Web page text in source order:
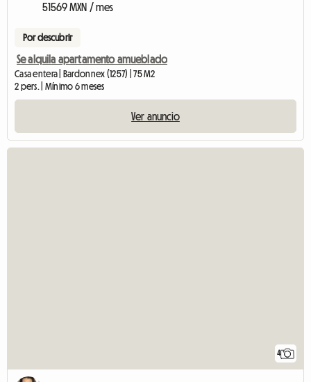
51569 MXN / mes
Por descubrir
Se alquila apartamento amueblado
Casa entera | Bardonnex (1257) | 75 M2
2 pers. | Mínimo 6 meses
Ver anuncio
4